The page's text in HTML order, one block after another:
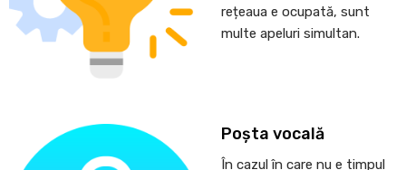
rețeaua e ocupată, sunt
multe apeluri simultan.
Poșta vocală
În cazul în care nu e timpul